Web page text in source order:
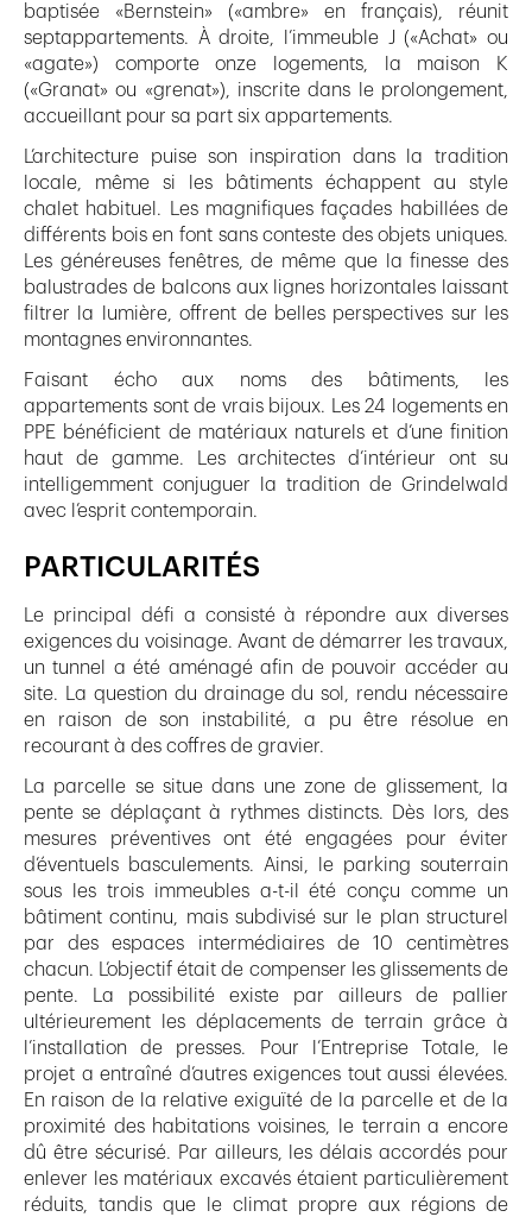
baptisée «Bernstein» («ambre» en français), réunit
septappartements. À droite, l’immeuble J («Achat» ou
«agate») comporte onze logements, la maison K
(«Granat» ou «grenat»), inscrite dans le prolongement,
accueillant pour sa part six appartements.
L’architecture puise son inspiration dans la tradition
locale, même si les bâtiments échappent au style
chalet habituel. Les magnifiques façades habillées de
différents bois en font sans conteste des objets uniques.
Les généreuses fenêtres, de même que la finesse des
balustrades de balcons aux lignes horizontales laissant
filtrer la lumière, offrent de belles perspectives sur les
montagnes environnantes.
Faisant écho aux noms des bâtiments, les
appartements sont de vrais bijoux. Les 24 logements en
PPE bénéficient de matériaux naturels et d’une finition
haut de gamme. Les architectes d’intérieur ont su
intelligemment conjuguer la tradition de Grindelwald
avec l’esprit contemporain.
PARTICULARITÉS
Le principal défi a consisté à répondre aux diverses
exigences du voisinage. Avant de démarrer les travaux,
un tunnel a été aménagé afin de pouvoir accéder au
site. La question du drainage du sol, rendu nécessaire
en raison de son instabilité, a pu être résolue en
recourant à des coffres de gravier.
La parcelle se situe dans une zone de glissement, la
pente se déplaçant à rythmes distincts. Dès lors, des
mesures préventives ont été engagées pour éviter
d’éventuels basculements. Ainsi, le parking souterrain
sous les trois immeubles a-t-il été conçu comme un
bâtiment continu, mais subdivisé sur le plan structurel
par des espaces intermédiaires de 10 centimètres
chacun. L’objectif était de compenser les glissements de
pente. La possibilité existe par ailleurs de pallier
ultérieurement les déplacements de terrain grâce à
l’installation de presses. Pour l’Entreprise Totale, le
projet a entraîné d’autres exigences tout aussi élevées.
En raison de la relative exiguïté de la parcelle et de la
proximité des habitations voisines, le terrain a encore
dû être sécurisé. Par ailleurs, les délais accordés pour
enlever les matériaux excavés étaient particulièrement
réduits, tandis que le climat propre aux régions de